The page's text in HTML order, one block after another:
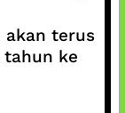
akan terus
tahun ke